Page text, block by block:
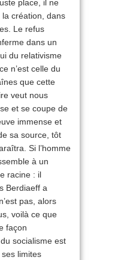
place, il ne
création, dans
Le refus
dans un
du relativisme
n’est celle du
que cette
veut nous
et se coupe de
immense et
sa source, tôt
Si l’homme
à un
racine : il
Berdiaeff a
pas, alors
voilà ce que
façon
socialisme est
limites